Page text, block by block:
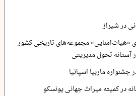
در شیراز
«هیات‌امنایی» مجموعه‌های تاریخی کشور
تحول مدیریتی
ماربیا اسپانیا
در کمیته میراث جهانی یونسکو